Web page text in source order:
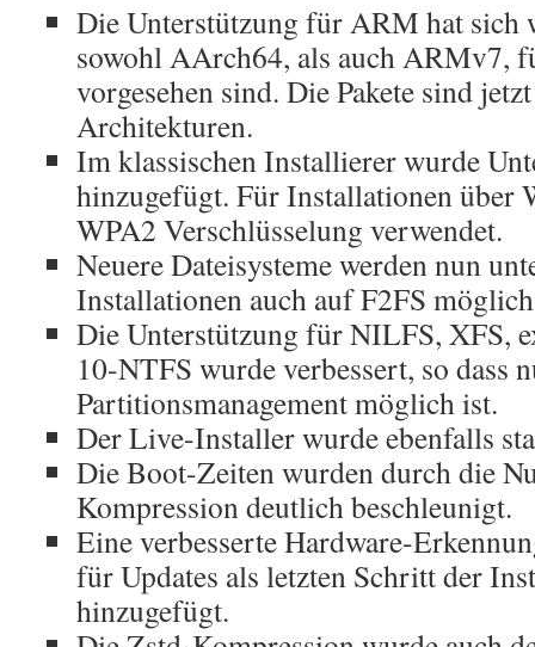
Die Unterstützung für ARM hat sich
sowohl AArch64, als auch ARMv7,
vorgesehen sind. Die Pakete sind
Architekturen.
Im klassischen Installierer wurde
hinzugefügt. Für Installationen über
WPA2 Verschlüsselung verwendet.
Neuere Dateisysteme werden nun
Installationen auch auf F2FS
Die Unterstützung für NILFS, XFS,
10-NTFS wurde verbessert, so dass
Partitionsmanagement möglich ist.
Der Live-Installer wurde ebenfalls
Die Boot-Zeiten wurden durch die
Kompression deutlich beschleunigt.
Eine verbesserte Hardware-
für Updates als letzten Schritt der
hinzugefügt.